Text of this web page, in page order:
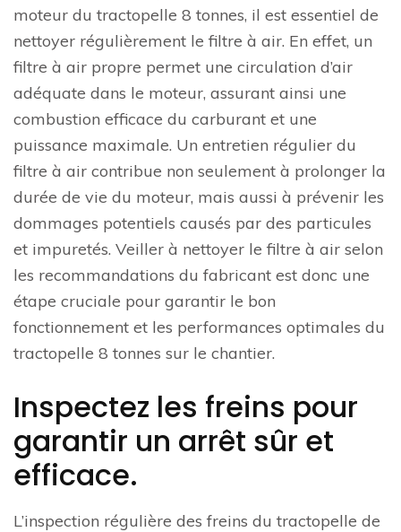
moteur du tractopelle 8 tonnes, il est essentiel de
nettoyer régulièrement le filtre à air. En effet, un
filtre à air propre permet une circulation d’air
adéquate dans le moteur, assurant ainsi une
combustion efficace du carburant et une
puissance maximale. Un entretien régulier du
filtre à air contribue non seulement à prolonger la
durée de vie du moteur, mais aussi à prévenir les
dommages potentiels causés par des particules
et impuretés. Veiller à nettoyer le filtre à air selon
les recommandations du fabricant est donc une
étape cruciale pour garantir le bon
fonctionnement et les performances optimales du
tractopelle 8 tonnes sur le chantier.
Inspectez les freins pour
garantir un arrêt sûr et
efficace.
L’inspection régulière des freins du tractopelle de